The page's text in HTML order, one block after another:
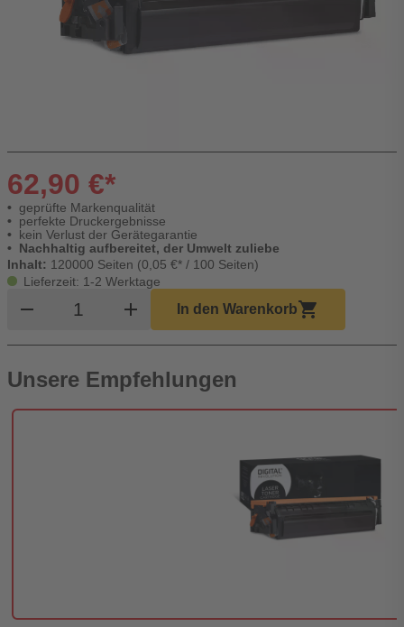
62,90 €*
geprüfte Markenqualität
perfekte Druckergebnisse
kein Verlust der Gerätegarantie
Nachhaltig aufbereitet, der Umwelt zuliebe
Inhalt: 120000 Seiten (0,05 €* / 100 Seiten)
Lieferzeit: 1-2 Werktage
remove Produkt Warenkorb Menge
add In den Warenkorbshopping_cart
Unsere Empfehlungen